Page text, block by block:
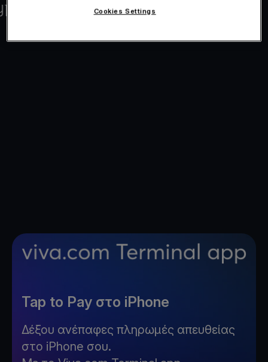
Tap to Pay στο iPhone
Δέξου ανέπαφες πληρωμές απευθείας
στο iPhone σου.
Cookies Settings